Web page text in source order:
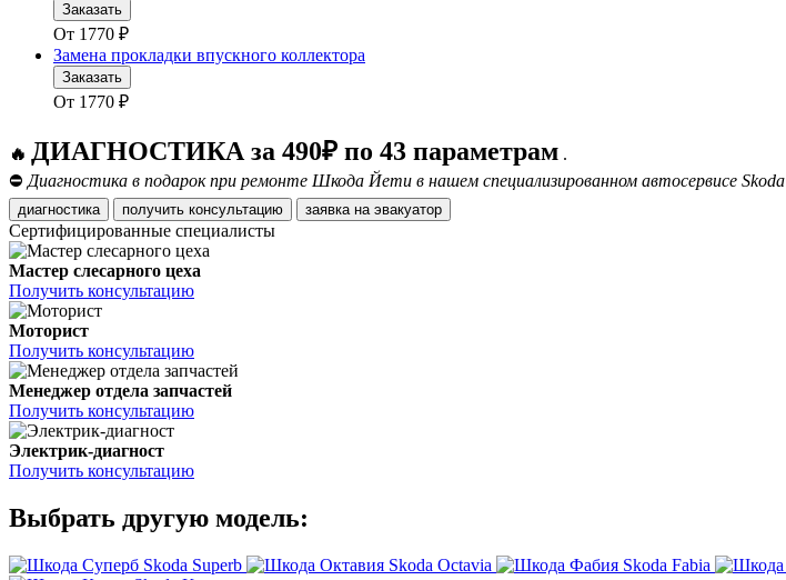
Заказать
От 1770 ₽
Замена прокладки впускного коллектора
Заказать
От 1770 ₽
🔥 ДИАГНОСТИКА за 490₽ по 43 параметрам .
⛔ Диагностика в подарок при ремонте Шкода Йети в нашем специализированном автосервисе Skoda
диагностика получить консультацию заявка на эвакуатор
Сертифицированные специалисты
Мастер слесарного цеха
Получить консультацию
Моторист
Получить консультацию
Менеджер отдела запчастей
Получить консультацию
Электрик-диагност
Получить консультацию
Выбрать другую модель:
Skoda Superb Skoda Octavia Skoda Fabia